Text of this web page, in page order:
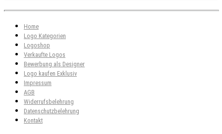
Home
Logo Kategorien
Logoshop
Verkaufte Logos
Bewerbung als Designer
Logo kaufen Exklusiv
Impressum
AGB
Widerrufsbelehrung
Datenschutzbelehrung
Kontakt